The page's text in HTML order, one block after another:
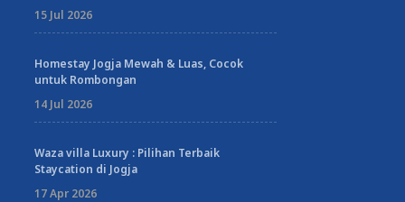
15 Jul 2026
Homestay Jogja Mewah & Luas, Cocok
untuk Rombongan
14 Jul 2026
Waza villa Luxury : Pilihan Terbaik
Staycation di Jogja
17 Apr 2026